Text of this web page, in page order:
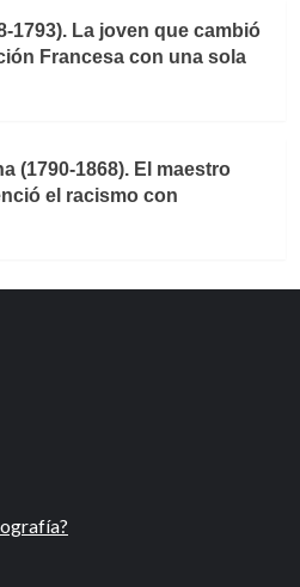
1793). La joven que cambió
Francesa con una sola
(1790-1868). El maestro
el racismo con